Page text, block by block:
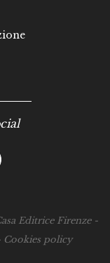
Editrice Firenze -
Cookies policy